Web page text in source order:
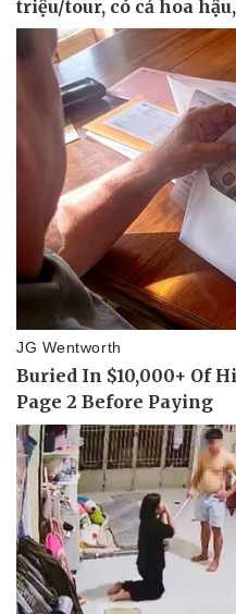
Pháp luật
Vụ án
Tin nóng
Tư vấn luật